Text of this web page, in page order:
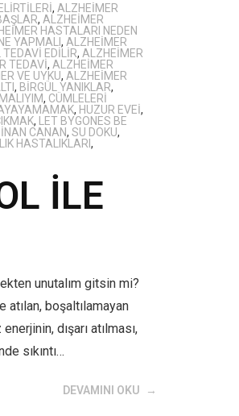
, ALZHEIMER
, ALZHEIMER
HASTALARI NEDEN
YAPMALI , ALZHEIMER
EDILIR, ALZHEIMER
TEDAVI, ALZHEIMER
VE UYKU, ALZHEIMER
, BIRGÜL YANIKLAR,
, CÜMLELERI
, HUZUR EVEI,
,
LET BYGONES BE
CANAN, SU DOKU,
HASTALIKLARI ,
İLE
unutalım gitsin mi?
boşaltılamayan
dışarı atılması,
sıkıntı…
DEVAMINI OKU